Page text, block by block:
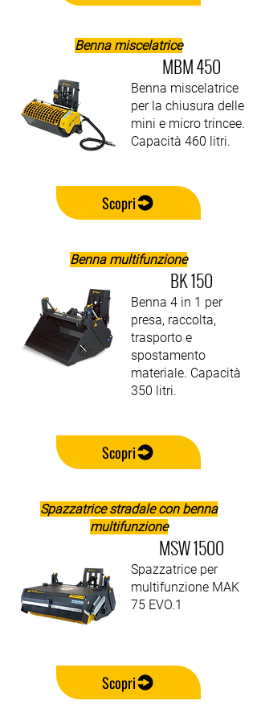
Benna miscelatrice
MBM 450
Benna miscelatrice
per la chiusura delle
mini e micro trincee.
Capacità 460 litri.
Scopri
Benna multifunzione
BK 150
Benna 4 in 1 per
presa, raccolta,
trasporto e
spostamento
materiale. Capacità
350 litri.
Scopri
Spazzatrice stradale con benna
multifunzione
MSW 1500
Spazzatrice per
multifunzione MAK
75 EVO.1
Scopri